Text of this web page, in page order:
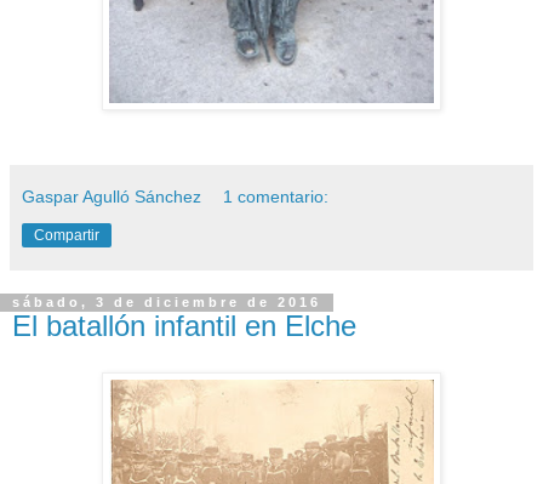
Gaspar Agulló Sánchez 1 comentario:
Compartir
sábado, 3 de diciembre de 2016
El batallón infantil en Elche